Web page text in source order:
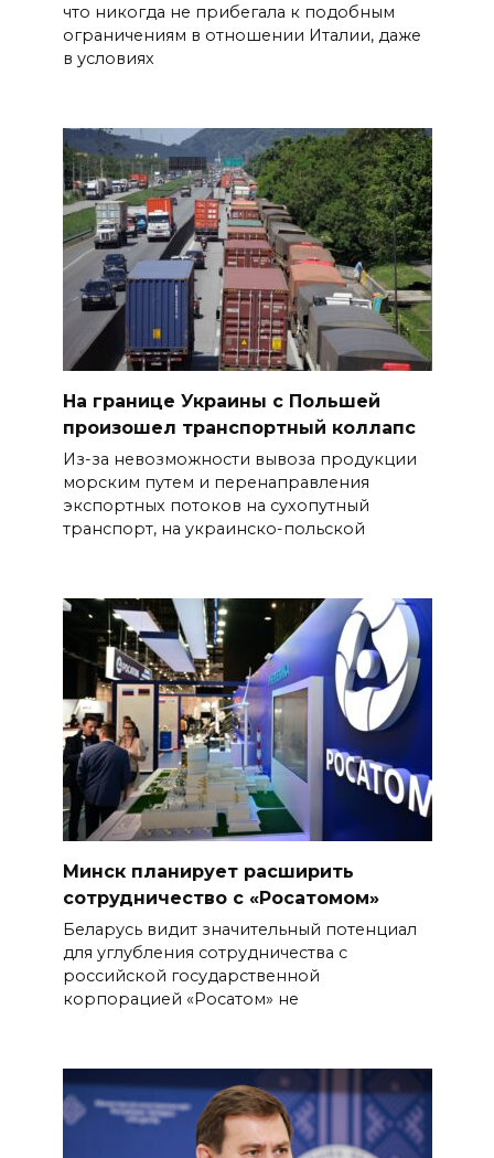
что никогда не прибегала к подобным
ограничениям в отношении Италии, даже
в условиях
На границе Украины с Польшей
произошел транспортный коллапс
Из-за невозможности вывоза продукции
морским путем и перенаправления
экспортных потоков на сухопутный
транспорт, на украинско-польской
Минск планирует расширить
сотрудничество с «Росатомом»
Беларусь видит значительный потенциал
для углубления сотрудничества с
российской государственной
корпорацией «Росатом» не